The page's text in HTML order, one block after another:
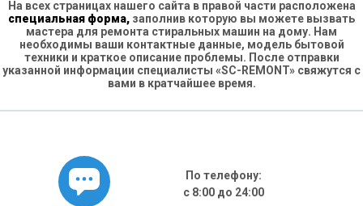
На всех страницах нашего сайта в правой части расположена
специальная форма, заполнив которую вы можете вызвать
мастера для ремонта стиральных машин на дому. Нам
необходимы ваши контактные данные, модель бытовой
техники и краткое описание проблемы. После отправки
указанной информации специалисты «SC-REMONT» свяжутся с
вами в кратчайшее время.
По телефону:
с 8:00 до 24:00